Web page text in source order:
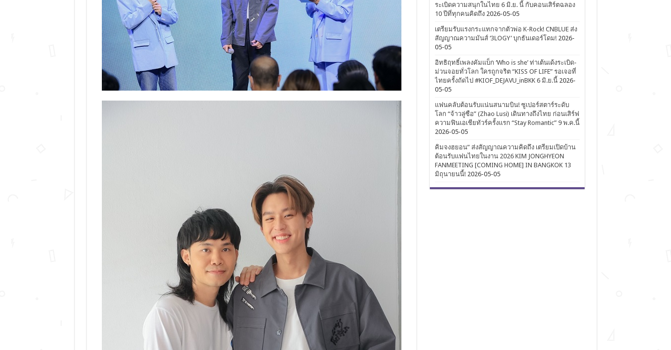
ระเบิดความสนุกในไทย 6 มิ.ย. นี้ กับคอนเสิร์ตฉลอง
10 ปีที่ทุกคนคิดถึง 2026-05-05
เตรียมรับแรงกระแทกจากตัวพ่อ K-Rock! CNBLUE ส่ง
สัญญาณความมันส์ ‘3LOGY’ บุกธันเดอร์โดม! 2026-
05-05
อิทธิฤทธิ์เพลงคัมแบ็ก ‘Who is she’ ท่าเต้นเด้งระเบิด-
ม่วนจอยทั่วโลก ใครถูกจริต “KISS OF LIFE” รอเจอที่
ไทยครั้งถัดไป #KIOF_DEJAVU_inBKK 6 มิ.ย.นี้ 2026-
05-05
แฟนคลับต้อนรับแน่นสนามบิน! ซูเปอร์สตาร์ระดับ
โลก “จ้าวลู่ซือ” (Zhao Lusi) เดินทางถึงไทย ก่อนเสิร์ฟ
ความฟินเอเชียทัวร์ครั้งแรก “Stay Romantic” 9 พ.ค.นี้
2026-05-05
คิมจงฮยอน” ส่งสัญญาณความคิดถึง เตรียมเปิดบ้าน
ต้อนรับแฟนไทยในงาน 2026 KIM JONGHYEON
FANMEETING [COMING HOME] IN BANGKOK 13
มิถุนายนนี้! 2026-05-05